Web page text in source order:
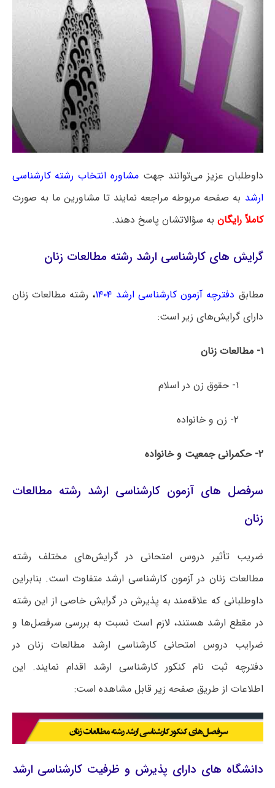
داوطلبان عزیز می‌توانند جهت مشاوره انتخاب رشته کارشناسی
ارشد به صفحه مربوطه مراجعه نمایند تا مشاورین ما به صورت
کاملاً رایگان به سؤالاتشان پاسخ دهند.
گرایش‌ های کارشناسی ارشد رشته مطالعات زنان
مطابق دفترچه آزمون کارشناسی ارشد ۱۴۰۴ ، رشته مطالعات زنان
دارای گرایش‌های زیر است:
۱- مطالعات زنان
۱- حقوق زن در اسلام
۲- زن و خانواده
۲- حکمرانی جمعیت و خانواده
سرفصل های آزمون کارشناسی ارشد رشته مطالعات
زنان
ضریب تأثیر دروس امتحانی در گرایش‌های مختلف رشته
مطالعات زنان در آزمون کارشناسی ارشد متفاوت است. بنابراین
داوطلبانی که علاقه‌مند به پذیرش در گرایش خاصی از این رشته
در مقطع ارشد هستند، لازم است نسبت به بررسی سرفصل‌ها و
ضرایب دروس امتحانی کارشناسی ارشد مطالعات زنان در
دفترچه ثبت نام کنکور کارشناسی ارشد اقدام نمایند. این
اطلاعات از طریق صفحه زیر قابل مشاهده است:
دانشگاه های دارای پذیرش و ظرفیت کارشناسی ارشد